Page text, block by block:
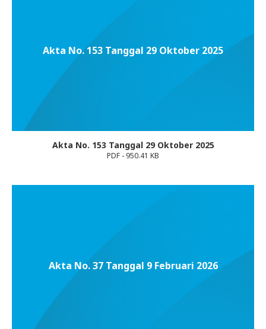
Akta No. 153 Tanggal 29 Oktober 2025
Akta No. 153 Tanggal 29 Oktober 2025
PDF - 950.41 KB
Akta No. 37 Tanggal 9 Februari 2026